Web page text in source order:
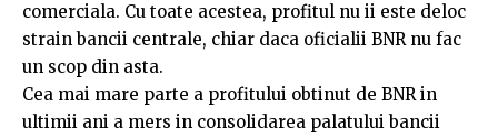
comerciala. Cu toate acestea, profitul nu ii este deloc
strain bancii centrale, chiar daca oficialii BNR nu fac
un scop din asta.
Cea mai mare parte a profitului obtinut de BNR in
ultimii ani a mers in consolidarea palatului bancii